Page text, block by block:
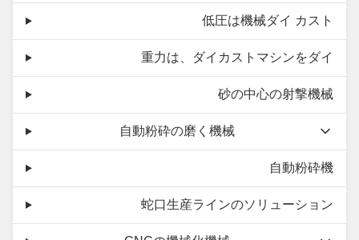
低圧は機械ダイ カスト
重力は、ダイカストマシンをダイ
砂の中心の射撃機械
自動粉砕の磨く機械
自動粉砕機
蛇口生産ラインのソリューション